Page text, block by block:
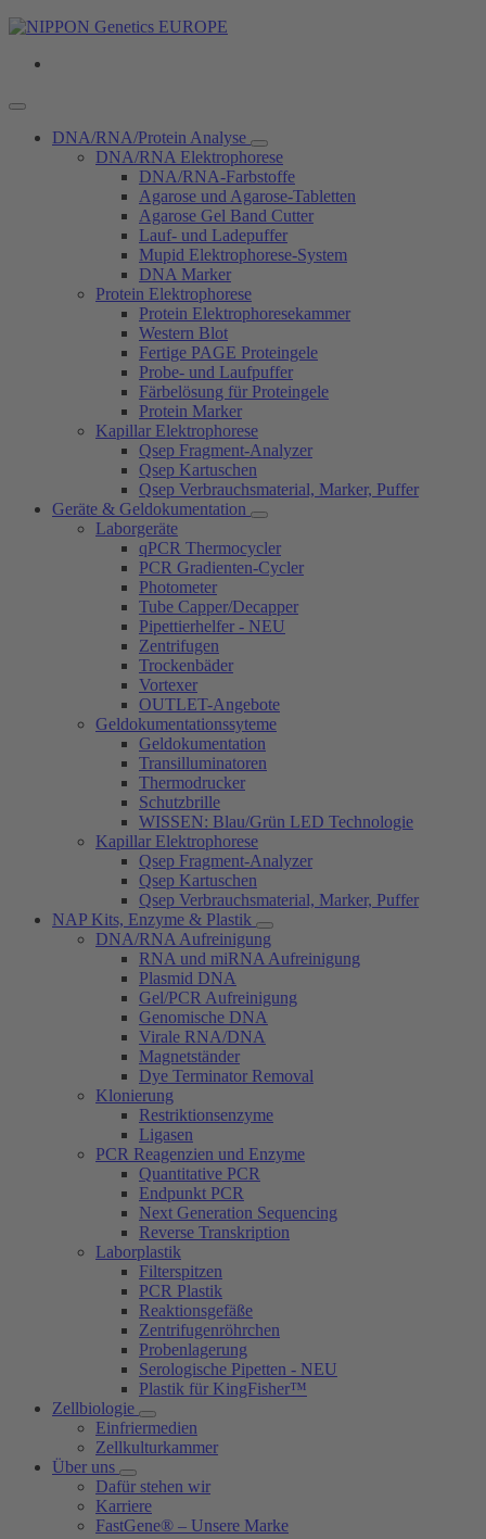
DNA/RNA/Protein Analyse
DNA/RNA Elektrophorese
DNA/RNA-Farbstoffe
Agarose und Agarose-Tabletten
Agarose Gel Band Cutter
Lauf- und Ladepuffer
Mupid Elektrophorese-System
DNA Marker
Protein Elektrophorese
Protein Elektrophoresekammer
Western Blot
Fertige PAGE Proteingele
Probe- und Laufpuffer
Färbelösung für Proteingele
Protein Marker
Kapillar Elektrophorese
Qsep Fragment-Analyzer
Qsep Kartuschen
Qsep Verbrauchsmaterial, Marker, Puffer
Geräte & Geldokumentation
Laborgeräte
qPCR Thermocycler
PCR Gradienten-Cycler
Photometer
Tube Capper/Decapper
Pipettierhelfer - NEU
Zentrifugen
Trockenbäder
Vortexer
OUTLET-Angebote
Geldokumentationssyteme
Geldokumentation
Transilluminatoren
Thermodrucker
Schutzbrille
WISSEN: Blau/Grün LED Technologie
Kapillar Elektrophorese
Qsep Fragment-Analyzer
Qsep Kartuschen
Qsep Verbrauchsmaterial, Marker, Puffer
NAP Kits, Enzyme & Plastik
DNA/RNA Aufreinigung
RNA und miRNA Aufreinigung
Plasmid DNA
Gel/PCR Aufreinigung
Genomische DNA
Virale RNA/DNA
Magnetständer
Dye Terminator Removal
Klonierung
Restriktionsenzyme
Ligasen
PCR Reagenzien und Enzyme
Quantitative PCR
Endpunkt PCR
Next Generation Sequencing
Reverse Transkription
Laborplastik
Filterspitzen
PCR Plastik
Reaktionsgefäße
Zentrifugenröhrchen
Probenlagerung
Serologische Pipetten - NEU
Plastik für KingFisher™
Zellbiologie
Einfriermedien
Zellkulturkammer
Über uns
Dafür stehen wir
Karriere
FastGene® – Unsere Marke